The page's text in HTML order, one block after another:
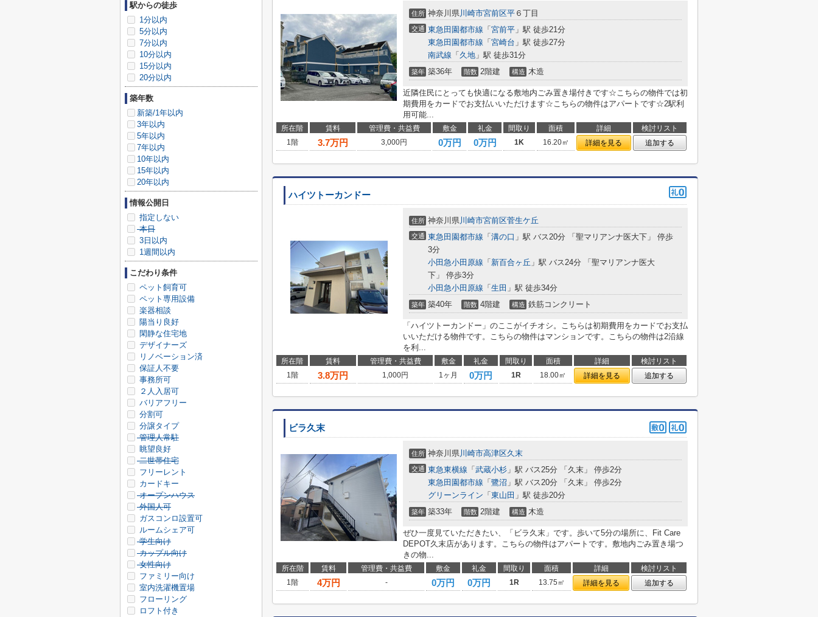
住所 神奈川県川崎市宮前区平 ６丁目
交通 東急田園都市線 「 宮前平 」駅 徒歩21分
東急田園都市線 「 宮崎台 」駅 徒歩27分
南武線 「 久地 」駅 徒歩31分
築年 築36年 階数 2階建 構造 木造
近隣住民にとっても快適になる敷地内ごみ置き場付きです☆こちらの物件では初
期費用をカードでお支払いいただけます☆こちらの物件はアパートです☆2駅利
用可能...
所在階 賃料 管理費・共益費 敷金 礼金 間取り 面積 詳細
検討リスト
1階
3.7万円 3,000円 0万円 0万円 1K 16.20㎡ 詳細を見る 追加する
ハイツトーカンドー
住所 神奈川県川崎市宮前区菅生ケ丘
交通 東急田園都市線 「 溝の口 」駅 バス20分 「聖マリアンナ医大下」 停歩
3分
小田急小田原線 「 新百合ヶ丘 」駅 バス24分 「聖マリアンナ医大
下」 停歩3分
小田急小田原線 「 生田 」駅 徒歩34分
築年 築40年 階数 4階建 構造 鉄筋コンクリート
「ハイツトーカンドー」のここがイチオシ。こちらは初期費用をカードでお支払
いいただける物件です。こちらの物件はマンションです。こちらの物件は2沿線
を利...
所在階 賃料 管理費・共益費 敷金 礼金 間取り 面積 詳細
検討リスト
1階
3.8万円 1,000円 1ヶ月 0万円 1R 18.00㎡ 詳細を見る 追加する
ビラ久末
住所 神奈川県川崎市高津区久末
交通 東急東横線 「 武蔵小杉 」駅 バス25分 「久末」 停歩2分
東急田園都市線 「 鷺沼 」駅 バス20分 「久末」 停歩2分
グリーンライン 「 東山田 」駅 徒歩20分
築年 築33年 階数 2階建 構造 木造
ぜひ一度見ていただきたい、「ビラ久末」です。歩いて5分の場所に、Fit Care
DEPOT久末店があります。こちらの物件はアパートです。敷地内ごみ置き場つ
きの物...
所在階 賃料 管理費・共益費 敷金 礼金 間取り 面積 詳細
検討リスト
1階
4万円 - 0万円 0万円 1R 13.75㎡ 詳細を見る 追加する
駅からの徒歩
1分以内
5分以内
7分以内
10分以内
15分以内
20分以内
築年数
新築/1年以内
3年以内
5年以内
7年以内
10年以内
15年以内
20年以内
情報公開日
指定しない
本日
3日以内
1週間以内
こだわり条件
ペット飼育可
ペット専用設備
楽器相談
陽当り良好
閑静な住宅地
デザイナーズ
リノベーション済
保証人不要
事務所可
２人入居可
バリアフリー
分割可
分譲タイプ
管理人常駐
眺望良好
二世帯住宅
フリーレント
カードキー
オープンハウス
外国人可
ガスコンロ設置可
ルームシェア可
学生向け
カップル向け
女性向け
ファミリー向け
室内洗濯機置場
フローリング
ロフト付き